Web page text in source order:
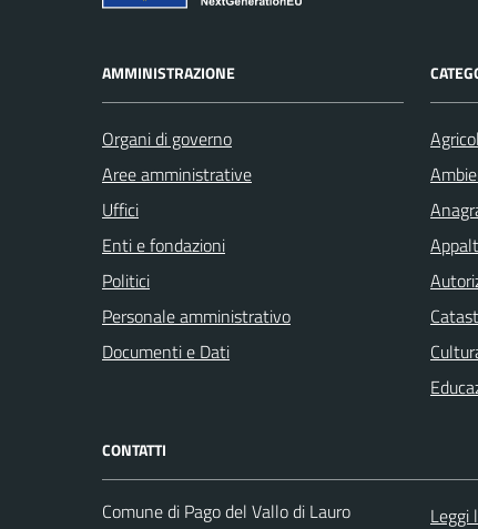
AMMINISTRAZIONE
Organi di governo
Aree amministrative
Uffici
Enti e fondazioni
Politici
Personale amministrativo
Documenti e Dati
CONTATTI
Comune di Pago del Vallo di Lauro
Leggi